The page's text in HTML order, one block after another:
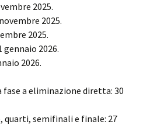
2025.
2025.
2025.
2026.
2026.
a eliminazione diretta: 30
semifinali e finale: 27